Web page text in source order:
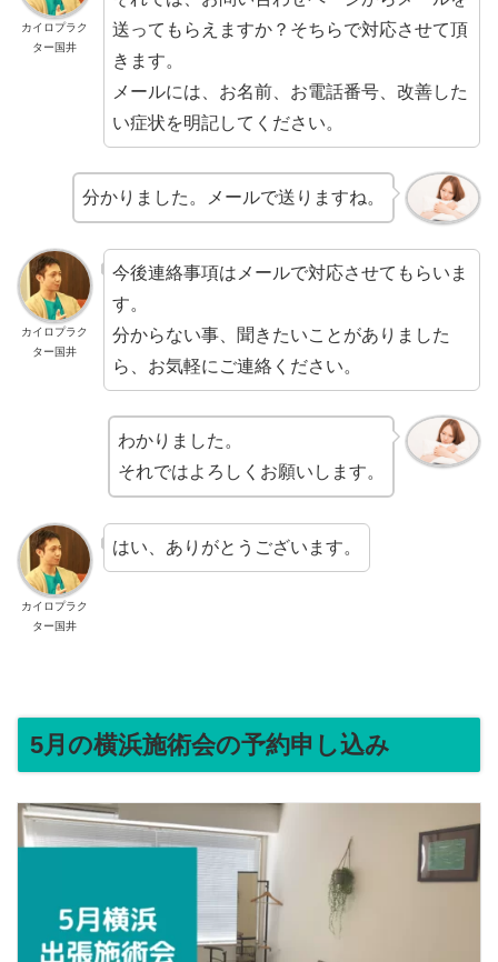
カイロプラク
ター国井
送ってもらえますか？そちらで対応させて頂
きます。
メールには、お名前、お電話番号、改善した
い症状を明記してください。
分かりました。メールで送りますね。
カイロプラク
ター国井
今後連絡事項はメールで対応させてもらいま
す。
分からない事、聞きたいことがありました
ら、お気軽にご連絡ください。
わかりました。
それではよろしくお願いします。
カイロプラク
ター国井
はい、ありがとうございます。
5月の横浜施術会の予約申し込み